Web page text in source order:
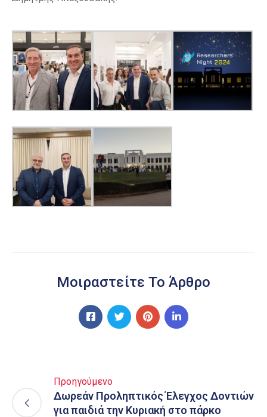
Μοιραστείτε Το Άρθρο
Προηγούμενο
Δωρεάν Προληπτικός Έλεγχος Δοντιών
για παιδιά την Κυριακή στο πάρκο